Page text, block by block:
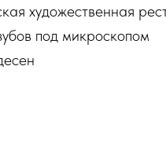
художественная
под микроскопом